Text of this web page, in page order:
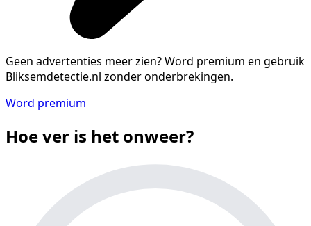
Geen advertenties meer zien?Word premium en gebruik
Bliksemdetectie.nl zonder onderbrekingen.
Word premium
Hoe ver is het onweer?